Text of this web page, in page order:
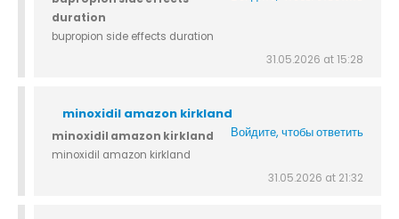
duration
bupropion side effects duration
31.05.2026 at 15:28
minoxidil amazon kirkland
Войдите, чтобы ответить
minoxidil amazon kirkland
minoxidil amazon kirkland
31.05.2026 at 21:32